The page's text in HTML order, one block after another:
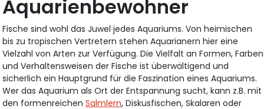
Aquarienbewohner
Fische sind wohl das Juwel jedes Aquariums. Von heimischen
bis zu tropischen Vertretern stehen Aquarianern hier eine
Vielzahl von Arten zur Verfügung. Die Vielfalt an Formen, Farben
und Verhaltensweisen der Fische ist überwältigend und
sicherlich ein Hauptgrund für die Faszination eines Aquariums.
Wer das Aquarium als Ort der Entspannung sucht, kann z.B. mit
den formenreichenSalmlern, Diskusfischen, Skalaren oder